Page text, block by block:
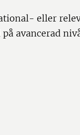
eller
avancerad